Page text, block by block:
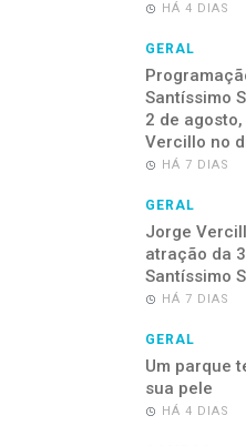
HÁ 4 DIAS
GERAL
Santíssimo
2 de
Vercillo no
HÁ 7 DIAS
GERAL
Jorge
atração da
Santíssimo
HÁ 7 DIAS
GERAL
Um parque
sua pele
HÁ 4 DIAS